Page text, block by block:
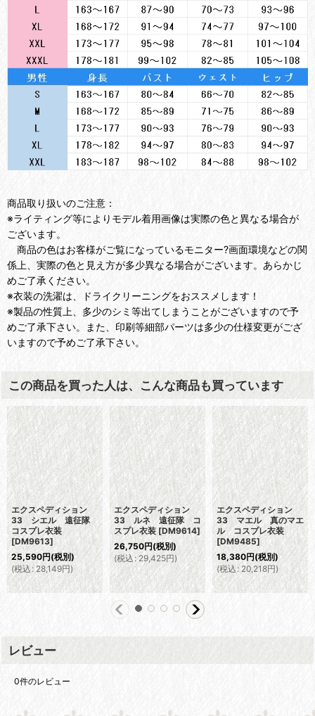
商品取り扱いのご注意：
※ライティング等によりモデル着用画像は実際の色と異なる場合が
ございます。
商品の色はお客様がご覧になっているモニター?画面環境などの関
係上、実際の色と見え方が多少異なる場合がございます。あらかじ
めご了承ください。
※衣装の洗濯は、ドライクリーニングをおススメします！
※製品の性質上、多少のシミ等出てしまうことがございますので予
めご了承下さい。また、印刷等細部パーツは多少の仕様変更がござ
いますので予めご了承下さい。
この商品を買った人は、こんな商品も買っています
エクスペディション
33 シエル 遠征隊
コスプレ衣装
[DM9613]
25,590円(税別)
(税込 : 28,149円)
エクスペディション
33 ルネ 遠征隊 コ
スプレ衣装 [DM9614]
26,750円(税別)
(税込 : 29,425円)
エクスペディション
33 マエル 真のマエ
ル コスプレ衣装
[DM9485]
18,380円(税別)
(税込 : 20,218円)
レビュー
0件のレビュー